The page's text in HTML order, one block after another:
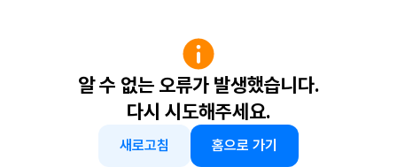
알 수 없는 오류가 발생했습니다.
다시 시도해주세요.
새로고침 홈으로 가기